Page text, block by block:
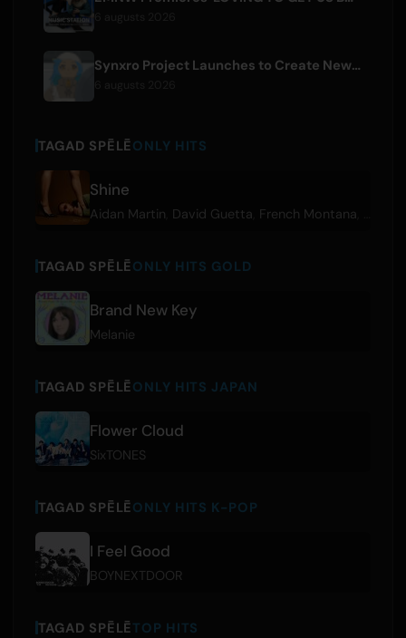
Synxro Project Launches to Create New IP from Fictional Anime Openings
TAGAD SPĒLĒONLY HITS
Shine
Aidan Martin David Guetta French Montana
TAGAD SPĒLĒONLY HITS GOLD
Brand New Key
Melanie
TAGAD SPĒLĒONLY HITS JAPAN
Flower Cloud
SixTONES
TAGAD SPĒLĒONLY HITS K-POP
I Feel Good
BOYNEXTDOOR
TAGAD SPĒLĒTOP HITS